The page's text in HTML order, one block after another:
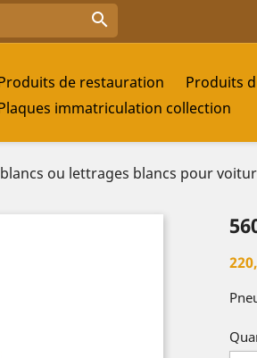

de restauration Produits
immatriculation collection
ou lettrages blancs pour